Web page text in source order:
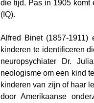
die tijd. Pas in 1905 komt
(IQ).
Alfred Binet (1857-1911)
kinderen te identificeren
neuropsychiater Dr.
neologisme om een kind
kinderen van zijn of haar
door Amerikaanse